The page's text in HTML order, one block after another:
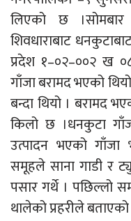
लिएको छ ।सोमबार
शिवधाराबाट
प्रदेश १–०२–००२ ख
गाँजा बरामद भएको
बन्दा थियो । बरामद
किलो छ ।धनकुटा
उत्पादन भएको गाँजा
समूहले साना गाडी र
पसार गर्थे । पछिल्लो
थालेको प्रहरीले